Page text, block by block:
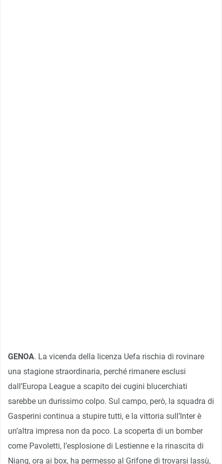
GENOA. La vicenda della licenza Uefa rischia di rovinare
una stagione straordinaria, perché rimanere esclusi
dall’Europa League a scapito dei cugini blucerchiati
sarebbe un durissimo colpo. Sul campo, però, la squadra di
Gasperini continua a stupire tutti, e la vittoria sull’Inter è
un’altra impresa non da poco. La scoperta di un bomber
come Pavoletti, l’esplosione di Lestienne e la rinascita di
Niang, ora ai box, ha permesso al Grifone di trovarsi lassù,